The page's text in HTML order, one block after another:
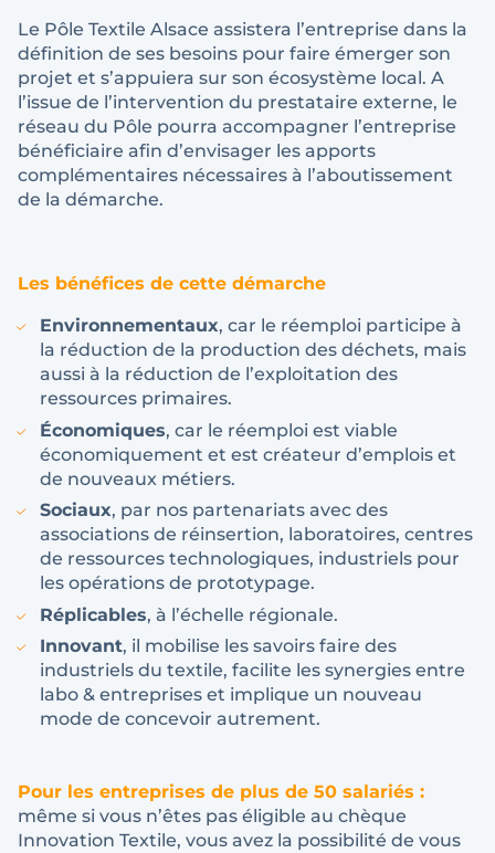
Le Pôle Textile Alsace assistera l’entreprise dans la
définition de ses besoins pour faire émerger son
projet et s’appuiera sur son écosystème local. A
l’issue de l’intervention du prestataire externe, le
réseau du Pôle pourra accompagner l’entreprise
bénéficiaire afin d’envisager les apports
complémentaires nécessaires à l’aboutissement
de la démarche.
Les bénéfices de cette démarche
Environnementaux, car le réemploi participe à
la réduction de la production des déchets, mais
aussi à la réduction de l’exploitation des
ressources primaires.
Économiques, car le réemploi est viable
économiquement et est créateur d’emplois et
de nouveaux métiers.
Sociaux, par nos partenariats avec des
associations de réinsertion, laboratoires, centres
de ressources technologiques, industriels pour
les opérations de prototypage.
Réplicables, à l’échelle régionale.
Innovant, il mobilise les savoirs faire des
industriels du textile, facilite les synergies entre
labo & entreprises et implique un nouveau
mode de concevoir autrement.
Pour les entreprises de plus de 50 salariés :
même si vous n’êtes pas éligible au chèque
Innovation Textile, vous avez la possibilité de vous